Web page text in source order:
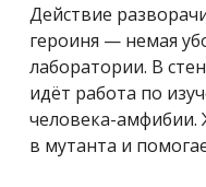
Действие
героиня — немая
лаборатории. В
идёт работа по
человека-
в мутанта и